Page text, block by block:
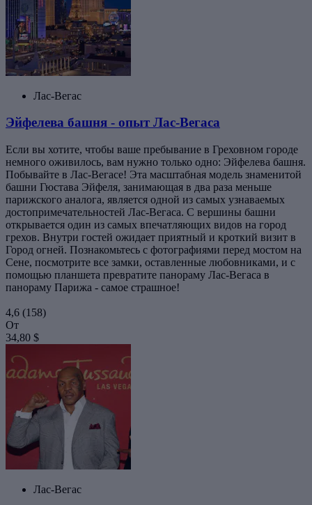
Лас-Вегас
Эйфелева башня - опыт Лас-Вегаса
Если вы хотите, чтобы ваше пребывание в Греховном городе
немного оживилось, вам нужно только одно: Эйфелева башня.
Побывайте в Лас-Вегасе! Эта масштабная модель знаменитой
башни Гюстава Эйфеля, занимающая в два раза меньше
парижского аналога, является одной из самых узнаваемых
достопримечательностей Лас-Вегаса. С вершины башни
открывается один из самых впечатляющих видов на город
грехов. Внутри гостей ожидает приятный и кроткий визит в
Город огней. Познакомьтесь с фотографиями перед мостом на
Сене, посмотрите все замки, оставленные любовниками, и с
помощью планшета превратите панораму Лас-Вегаса в
панораму Парижа - самое страшное!
4,6 (158)
От
34,80 $
Лас-Вегас